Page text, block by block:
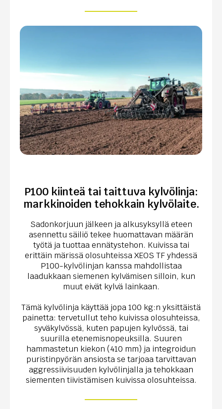
P100 kiinteä tai taittuva kylvölinja:
markkinoiden tehokkain kylvölaite.
Sadonkorjuun jälkeen ja alkusyksyllä eteen
asennettu säiliö tekee huomattavan määrän
työtä ja tuottaa ennätystehon. Kuivissa tai
erittäin märissä olosuhteissa XEOS TF yhdessä
P100-kylvölinjan kanssa mahdollistaa
laadukkaan siemenen kylvämisen silloin, kun
muut eivät kylvä lainkaan.
Tämä kylvölinja käyttää jopa 100 kg:n yksittäistä
painetta: tervetullut teho kuivissa olosuhteissa,
syväkylvössä, kuten papujen kylvössä, tai
suurilla etenemisnopeuksilla. Suuren
hammastetun kiekon (410 mm) ja integroidun
puristinpyörän ansiosta se tarjoaa tarvittavan
aggressiivisuuden kylvölinjalla ja tehokkaan
siementen tiivistämisen kuivissa olosuhteissa.